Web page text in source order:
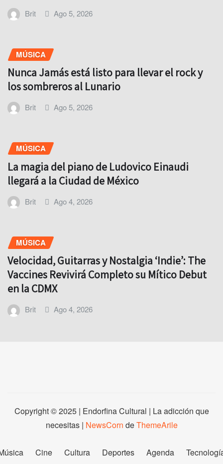
Brit Ago 5, 2026
MÚSICA
Nunca Jamás está listo para llevar el rock y
los sombreros al Lunario
Brit Ago 5, 2026
MÚSICA
La magia del piano de Ludovico Einaudi
llegará a la Ciudad de México
Brit Ago 4, 2026
MÚSICA
Velocidad, Guitarras y Nostalgia ‘Indie’: The
Vaccines Revivirá Completo su Mítico Debut
en la CDMX
Brit Ago 4, 2026
Copyright © 2025 | Endorfina Cultural | La adicción que
necesitas | NewsCorn deThemeArile
Cine Cultura Deportes Agenda